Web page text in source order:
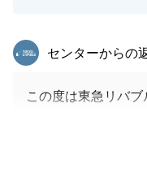
東急リバブル
センターからの
この度は東急リバ
されましたこと、